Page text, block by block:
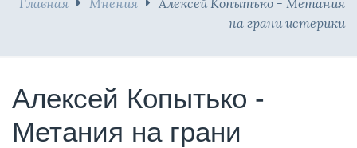
на грани истерики
Алексей Копытько -
Метания на грани